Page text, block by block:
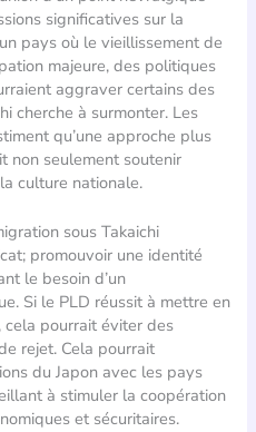
significatives sur la
pays où le vieillissement de
majeure, des politiques
aggraver certains des
cherche à surmonter. Les
qu’une approche plus
non seulement soutenir
culture nationale.
sous Takaichi
promouvoir une identité
le besoin d’un
Si le PLD réussit à mettre en
pourrait éviter des
rejet. Cela pourrait
du Japon avec les pays
à stimuler la coopération
et sécuritaires.